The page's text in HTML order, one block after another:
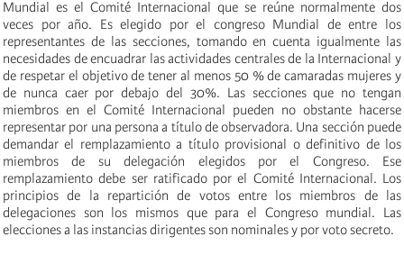
Mundial es el Comité Internacional que se reúne normalmente dos
veces por año. Es elegido por el congreso Mundial de entre los
representantes de las secciones, tomando en cuenta igualmente las
necesidades de encuadrar las actividades centrales de la Internacional y
de respetar el objetivo de tener al menos 50 % de camaradas mujeres y
de nunca caer por debajo del 30%. Las secciones que no tengan
miembros en el Comité Internacional pueden no obstante hacerse
representar por una persona a título de observadora. Una sección puede
demandar el remplazamiento a título provisional o definitivo de los
miembros de su delegación elegidos por el Congreso. Ese
remplazamiento debe ser ratificado por el Comité Internacional. Los
principios de la repartición de votos entre los miembros de las
delegaciones son los mismos que para el Congreso mundial. Las
elecciones a las instancias dirigentes son nominales y por voto secreto.